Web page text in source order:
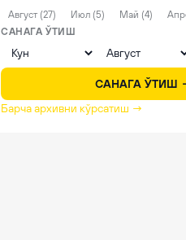
Август (27)
Июл (5) Май (4)
САНАГА ЎТИШ
САНАГА ЎТИШ
Барча архивни кўрсатиш →